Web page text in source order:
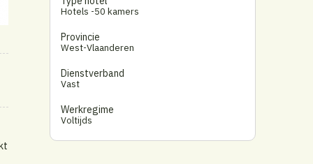
Hotels -50 kamers
Provincie
West-Vlaanderen
Dienstverband
Vast
Werkregime
Voltijds